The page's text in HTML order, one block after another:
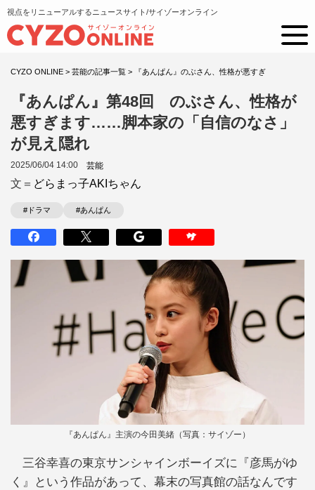
視点をリニューアルするニュースサイト/サイゾーオンライン
CYZO ONLINE > 芸能の記事一覧 > 『あんぱん』のぶさん、性格が悪すぎ
『あんぱん』第48回 のぶさん、性格が
悪すぎます……脚本家の「自信のなさ」
が見え隠れ
2025/06/04 14:00 芸能
文＝ どらまっ子AKIちゃん
#ドラマ #あんぱん
『あんぱん』主演の今田美緒（写真：サイゾー）
三谷幸喜の東京サンシャインボーイズに『彦馬がゆ
く』という作品があって、幕末の写真館の話なんです